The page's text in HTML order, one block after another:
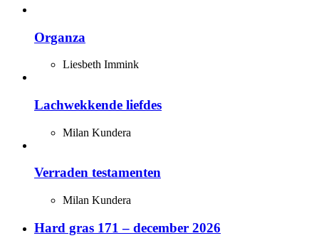
Organza
Liesbeth Immink
Lachwekkende liefdes
Milan Kundera
Verraden testamenten
Milan Kundera
Hard gras 171 – december 2026